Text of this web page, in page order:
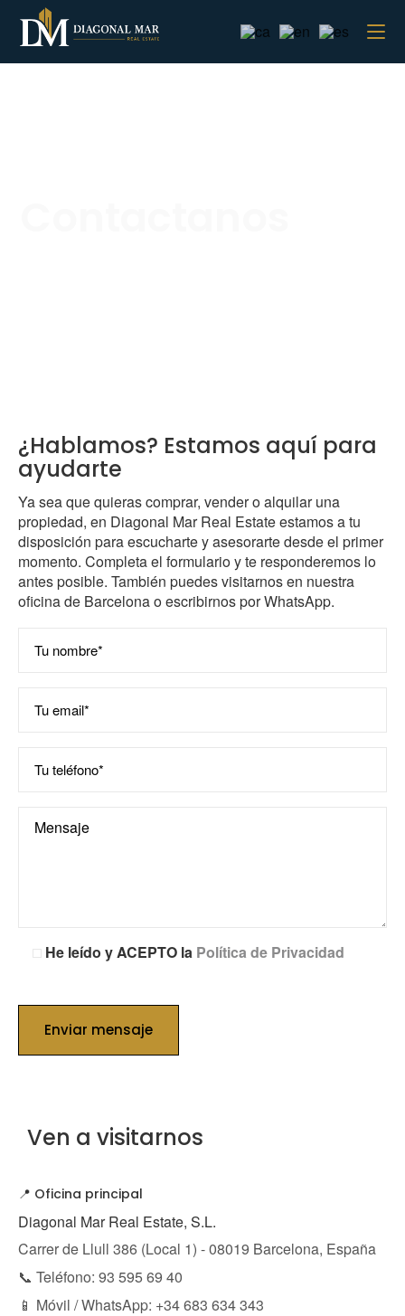
¿Hablamos? Estamos aquí para
ayudarte
Ya sea que quieras comprar, vender o alquilar una
propiedad, en Diagonal Mar Real Estate estamos a tu
disposición para escucharte y asesorarte desde el primer
momento. Completa el formulario y te responderemos lo
antes posible. También puedes visitarnos en nuestra
oficina de Barcelona o escribirnos por WhatsApp.
He leído y ACEPTO la Política de Privacidad
Enviar mensaje
Ven a visitarnos
📍 Oficina principal
Diagonal Mar Real Estate, S.L.
Carrer de Llull 386 (Local 1) - 08019 Barcelona, España
📞 Teléfono: 93 595 69 40
📱 Móvil / WhatsApp: +34 683 634 343